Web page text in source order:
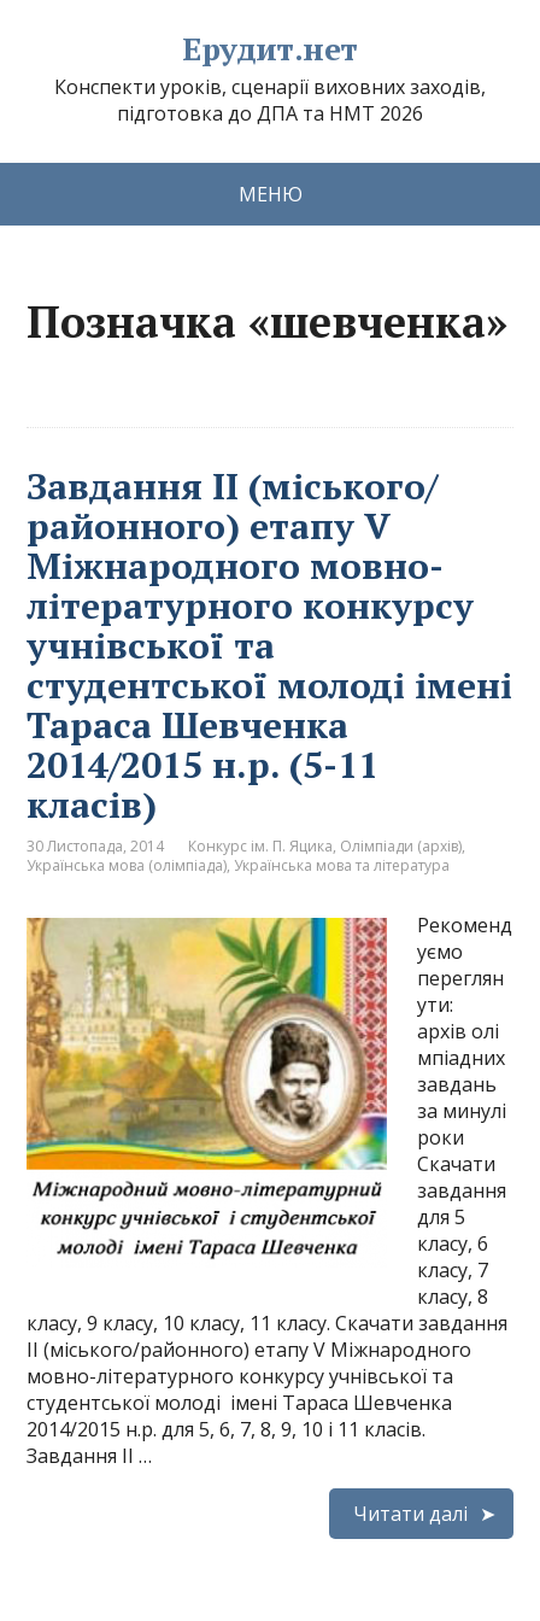
Ерудит.нет
Конспекти уроків, сценарії виховних заходів,
підготовка до ДПА та НМТ 2026
МЕНЮ
Позначка «шевченка»
Завдання ІІ (міського/
районного) етапу V
Міжнародного мовно-
літературного конкурсу
учнівської та
студентської молоді імені
Тараса Шевченка
2014/2015 н.р. (5-11
класів)
30 Листопада, 2014 Конкурс ім. П. Яцика, Олімпіади (архів),
Українська мова (олімпіада), Українська мова та література
Рекоменд
уємо
переглян
ути:
архів олі
мпіадних
завдань
за минулі
роки
Скачати
завдання
для 5
класу, 6
класу, 7
класу, 8
класу, 9 класу, 10 класу, 11 класу. Скачати завдання
ІІ (міського/районного) етапу V Міжнародного
мовно-літературного конкурсу учнівської та
студентської молоді імені Тараса Шевченка
2014/2015 н.р. для 5, 6, 7, 8, 9, 10 і 11 класів.
Завдання ІІ …
Читати далі